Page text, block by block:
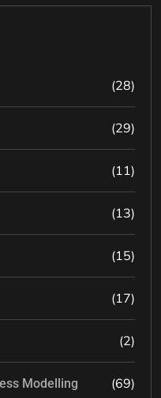
(28)
(29)
(11)
(13)
(15)
(17)
(2)
Modelling (69)